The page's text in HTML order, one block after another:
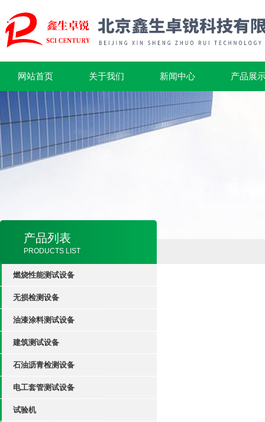
网站首页 关于我们 新闻中心 产品展
产品列表
PRODUCTS LIST
燃烧性能测试设备
无损检测设备
油漆涂料测试设备
建筑测试设备
石油沥青检测设备
电工套管测试设备
试验机